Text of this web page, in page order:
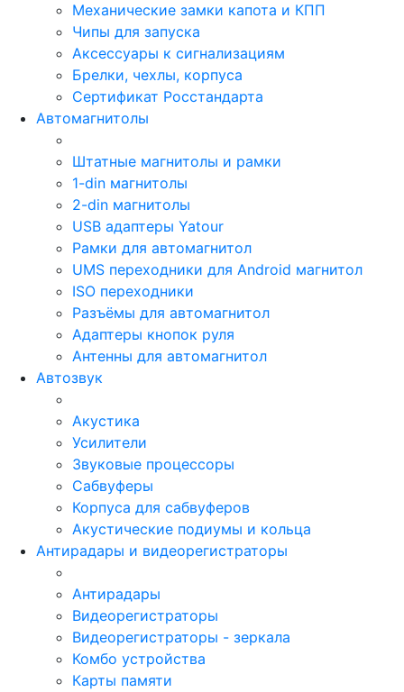
Механические замки капота и КПП
Чипы для запуска
Аксессуары к сигнализациям
Брелки, чехлы, корпуса
Сертификат Росстандарта
Автомагнитолы
Штатные магнитолы и рамки
1-din магнитолы
2-din магнитолы
USB адаптеры Yatour
Рамки для автомагнитол
UMS переходники для Android магнитол
ISO переходники
Разъёмы для автомагнитол
Адаптеры кнопок руля
Антенны для автомагнитол
Автозвук
Акустика
Усилители
Звуковые процессоры
Сабвуферы
Корпуса для сабвуферов
Акустические подиумы и кольца
Антирадары и видеорегистраторы
Антирадары
Видеорегистраторы
Видеорегистраторы - зеркала
Комбо устройства
Карты памяти